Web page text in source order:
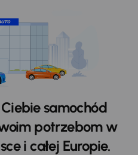
samochód
potrzebom w
i całej Europie.